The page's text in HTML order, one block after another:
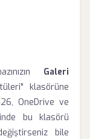
Galeri
klasörüne
OneDrive ve
bu klasörü
bile